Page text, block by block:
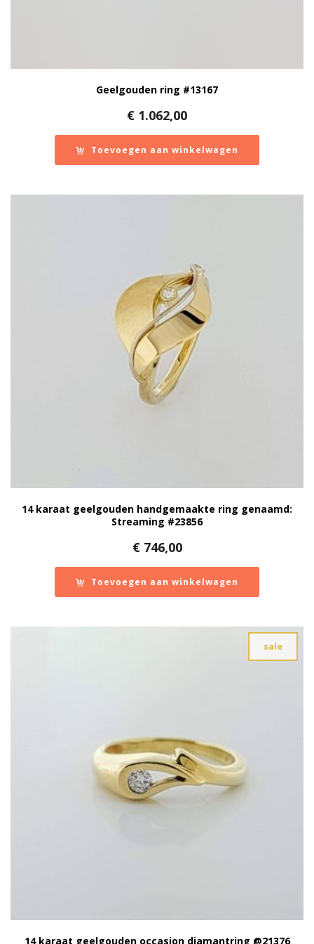
Geelgouden ring #13167
€ 1.062,00
Toevoegen aan winkelwagen
14 karaat geelgouden handgemaakte ring genaamd:
Streaming #23856
€746,00
Toevoegen aan winkelwagen
sale
14 karaat geelgouden occasion diamantring @21376